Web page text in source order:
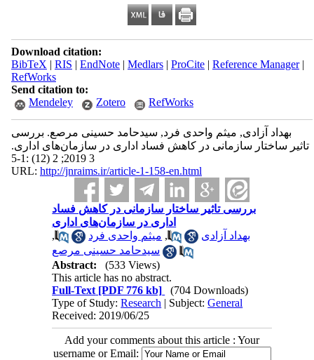
Download citation:
BibTeX | RIS | EndNote| Medlars| ProCite| Reference Manager|
RefWorks
Send citation to:
Mendeley
Zotero RefWorks
بهداد آزادی, میثم واحدی فرد, سیدحامد حسینی مرصع. بررسی
تاثیر ساختار سازمانی در کاهش فساد اداری در سازمان‌های اداری.
3 2019; 2 (12) :1-5
URL: http://jnraims.ir/article-1-158-en.html
بررسی تاثیر ساختار سازمانی در کاهش فساد
اداری در سازمان‌های اداری
بهداد آزادی
, میثم واحدی فرد
,
سیدحامد حسینی مرصع
Abstract:
(533 Views)
This article has no abstract.
Full-Text [PDF 776 kb]
(704 Downloads)
Type of Study:Research | Subject:General
Received: 2019/06/25
Add your comments about this article : Your
username or Email: